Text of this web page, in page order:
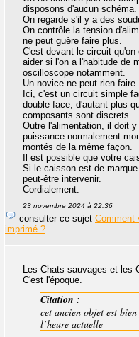
disposons d'aucun schéma.
On regarde s'il y a des
On contrôle la tension
ne peut guère faire plus.
C'est devant le circuit
aider si l'on a l'habitude de
oscilloscope notamment.
Un novice ne peut rien faire.
Ici, c'est un circuit simple
double face, d'autant plus
composants sont discrets.
Outre l'alimentation, il doit
puissance normalement
montés de la même façon.
Il est possible que votre
Si le caisson est de
peut-être intervenir.
Cordialement.
23 novembre 2024 à 22:36
consulter ce sujet Comment
imprimé ?
Les Chats sauvages et les
C'est l'époque.
Citation :
cet ancien objet est
l’heure actuelle